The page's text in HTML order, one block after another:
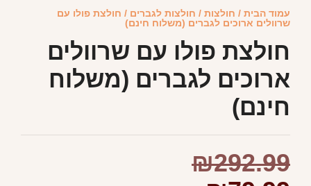
עמוד הבית / חולצות / חולצות לגברים / חולצת פולו עם
שרוולים ארוכים לגברים (משלוח חינם)
חולצת פולו עם שרוולים
ארוכים לגברים (משלוח
חינם)
₪292.99